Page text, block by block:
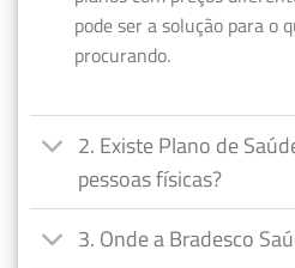
pode ser a solução para o
procurando.
2. Existe Plano de
pessoas físicas?
3. Onde a Bradesco